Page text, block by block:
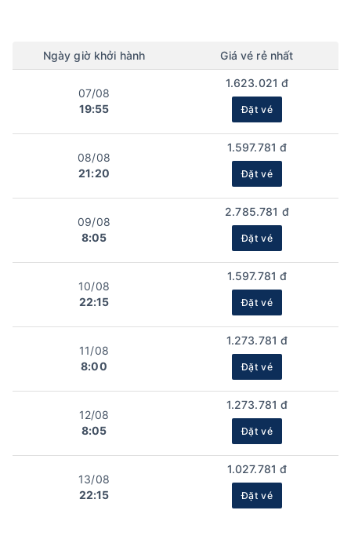
Ngày giờ khởi hành Giá vé rẻ nhất
07/08
19:55
1.623.021 đ
Đặt vé
08/08
21:20
1.597.781 đ
Đặt vé
09/08
8:05
2.785.781 đ
Đặt vé
10/08
22:15
1.597.781 đ
Đặt vé
11/08
8:00
1.273.781 đ
Đặt vé
12/08
8:05
1.273.781 đ
Đặt vé
13/08
22:15
1.027.781 đ
Đặt vé